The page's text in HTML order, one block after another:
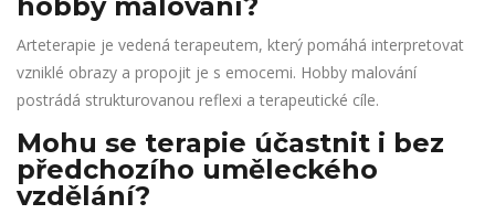
hobby malování?
Arteterapie je vedená terapeutem, který pomáhá interpretovat
vzniklé obrazy a propojit je s emocemi. Hobby malování
postrádá strukturovanou reflexi a terapeutické cíle.
Mohu se terapie účastnit i bez
předchozího uměleckého
vzdělání?